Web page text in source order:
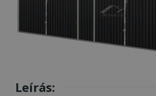
Leírás: